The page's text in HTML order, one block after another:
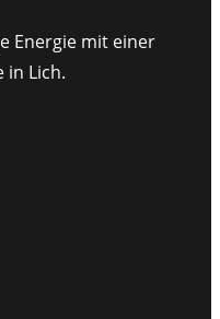
Energie mit einer
in Lich.